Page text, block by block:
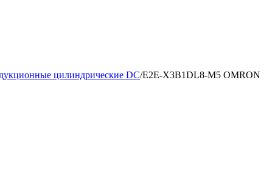
цилиндрические DC/E2E-X3B1DL8-M5 OMRON